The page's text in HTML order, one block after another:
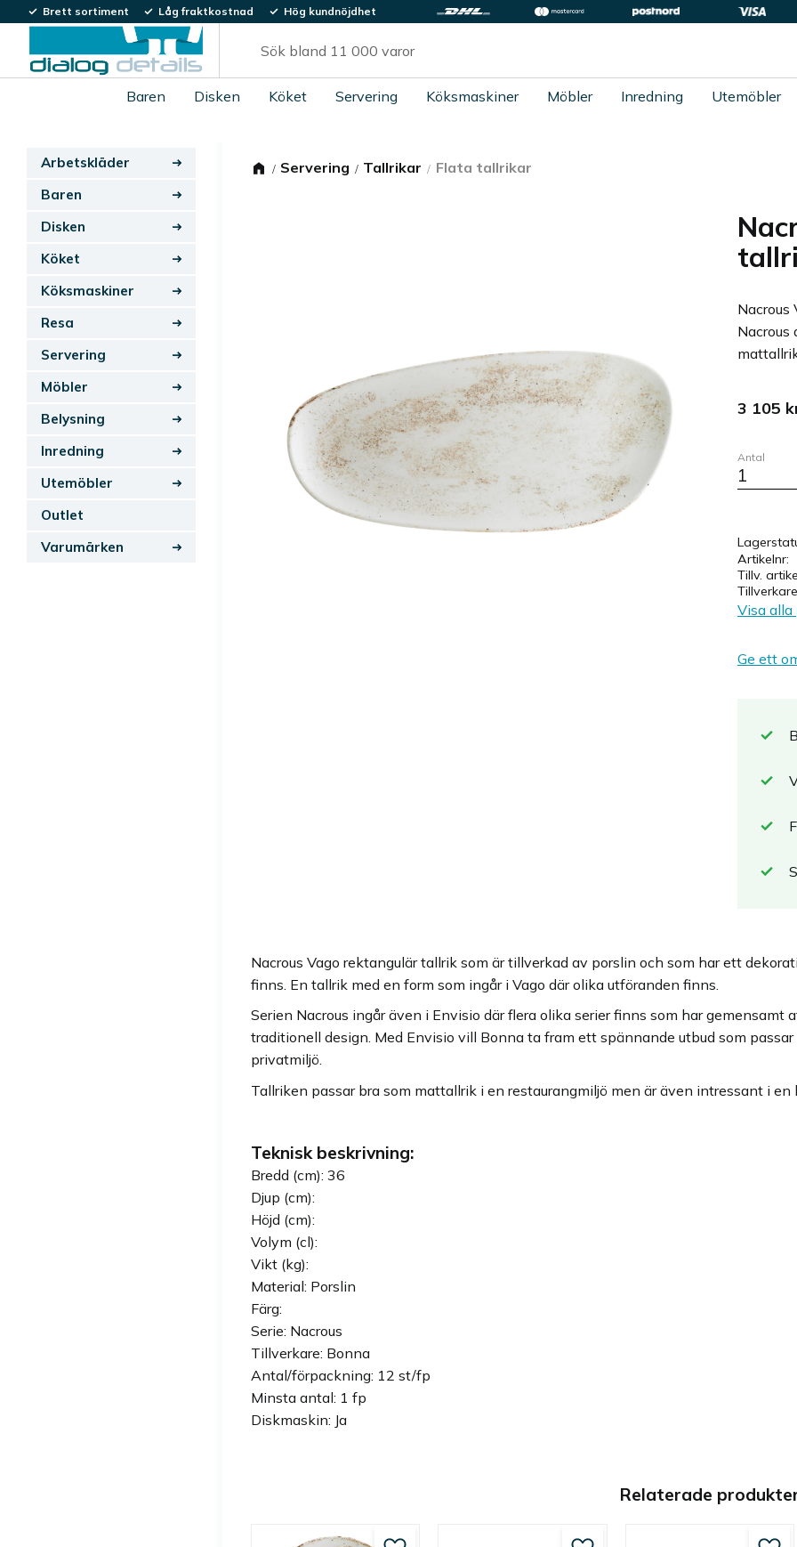
Brett sortiment Låg fraktkostnad Hög kundnöjdhet
Baren Disken Köket Servering Köksmaskiner Möbler Inredning Utemöbler
Servering Tallrikar Flata tallrikar
Nacrous
Nacrous
3 105
Antal
Artikelnr
Tillv.
Tillverkare
Visa
Ge ett
Nacrous Vago rektangulär tallrik som är tillverkad av porslin och som har ett
finns. En tallrik med en form som ingår i Vago där olika utföranden finns.
Serien Nacrous ingår även i Envisio där flera olika serier finns som har
traditionell design. Med Envisio vill Bonna ta fram ett spännande utbud som
privatmiljö.
Tallriken passar bra som mattallrik i en restaurangmiljö men är även intressant i en
Teknisk beskrivning:
Bredd (cm): 36
Djup (cm):
Höjd (cm):
Volym (cl):
Vikt (kg):
Material: Porslin
Färg:
Serie: Nacrous
Tillverkare: Bonna
Antal/förpackning: 12 st/fp
Minsta antal: 1 fp
Diskmaskin: Ja
Relaterade
Arbetskläder
Baren
Disken
Köket
Köksmaskiner
Resa
Servering
Möbler
Belysning
Inredning
Utemöbler
Outlet
Varumärken